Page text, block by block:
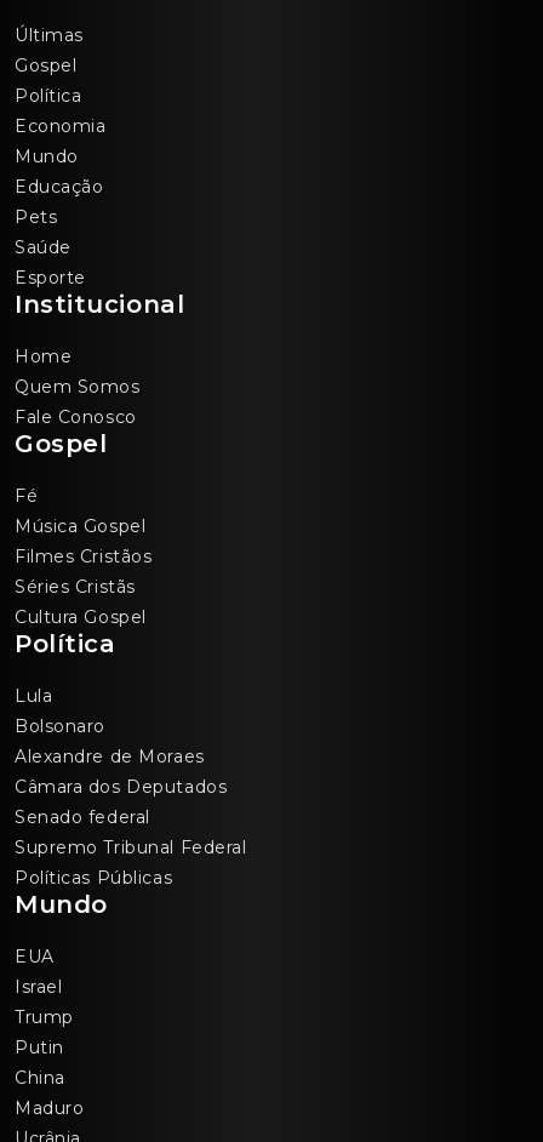
Últimas
Gospel
Política
Economia
Mundo
Educação
Pets
Saúde
Esporte
Institucional
Home
Quem Somos
Fale Conosco
Gospel
Fé
Música Gospel
Filmes Cristãos
Séries Cristãs
Cultura Gospel
Política
Lula
Bolsonaro
Alexandre de Moraes
Câmara dos Deputados
Senado federal
Supremo Tribunal Federal
Políticas Públicas
Mundo
EUA
Israel
Trump
Putin
China
Maduro